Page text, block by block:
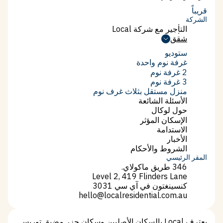
نيو ساوث ويلز
قريباً
الشركة
التأجير مع شركة Local
التأجير مع شركة Local
شقق
ستوديو
ستوديو
غرفة نوم واحدة
غرفة نوم واحدة
2 غرفة نوم
2 غرفة نوم
3 غرفة نوم
3 غرفة نوم
منزل مستقل بثلاث غرف نوم
منزل مستقل بثلاث غرف نوم
الأسئلة الشائعة
الأسئلة الشائعة
حول لوكال
حول لوكال
الإسكان المؤثر
الإسكان المؤثر
الاستدامة
الاستدامة
الأخبار
الأخبار
الشروط والأحكام
الشروط والأحكام
المقر الرئيسي
346 طريق ماكولاي.
Level 2, 419 Flinders Lane
كنسينغتون في آي سي 3031
hello@localresidential.com.au